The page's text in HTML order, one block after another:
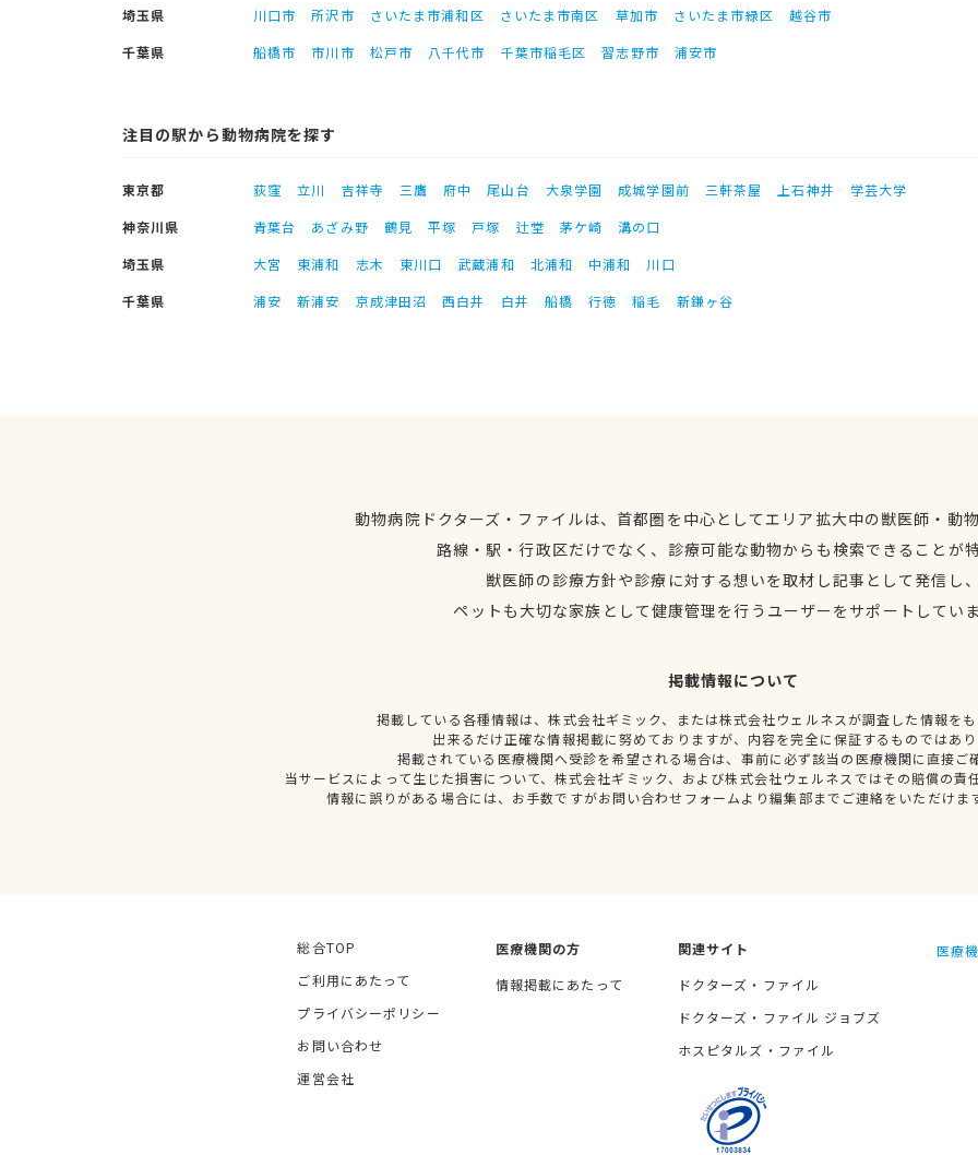
埼玉県
川口市 所沢市 さいたま市浦和区 さいたま市南区 草加市 さいたま市緑区
越谷市
千葉県
船橋市 市川市 松戸市 八千代市 千葉市稲毛区 習志野市 浦安市
注目の駅から動物病院を探す
東京都 荻窪 立川 吉祥寺 三鷹 府中 尾山台 大泉学園 成城学園前 三軒茶屋 上石神井
学芸大学
神奈川県
青葉台 あざみ野 鶴見 平塚 戸塚 辻堂 茅ケ崎
溝の口
埼玉県
大宮 東浦和 志木 東川口 武蔵浦和 北浦和 中浦和
川口
千葉県
浦安 新浦安 京成津田沼 西白井 白井 船橋 行徳 稲毛 新鎌ヶ谷
動物病院ドクターズ・ファイルは、首都圏を中心としてエリア拡大中の獣医師・動
路線・駅・行政区だけでなく、診療可能な動物からも検索できることが
獣医師の診療方針や診療に対する想いを取材し記事として発信し
ペットも大切な家族として健康管理を行うユーザーをサポートしてい
掲載情報について
掲載している各種情報は、株式会社ギミック、または株式会社ウェルネスが調査した情報を
出来るだけ正確な情報掲載に努めておりますが、内容を完全に保証するものではあ
掲載されている医療機関へ受診を希望される場合は、事前に必ず該当の医療機関に直接ご
当サービスによって生じた損害について、株式会社ギミック、および株式会社ウェルネスではその賠償の責
情報に誤りがある場合には、お手数ですがお問い合わせフォームより編集部までご連絡をいただけま
総合TOP
ご利用にあたって
プライバシーポリシー
お問い合わせ
運営会社
医療機関の方
情報掲載にあたって
関連サイト
ドクターズ・ファイル
ドクターズ・ファイル ジョブズ
ホスピタルズ・ファイル
医療